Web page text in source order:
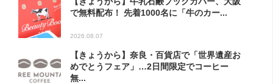
で無料配布！ 先着1000名に「牛のカー...
2026.08.07
【きょうから】奈良・百貨店で「世界遺産お
めでとうフェア」…2日間限定でコーヒー
無...